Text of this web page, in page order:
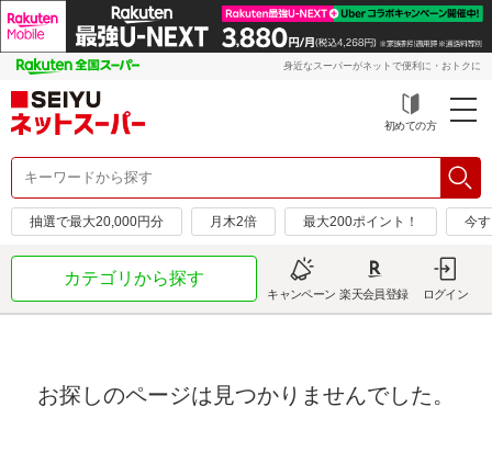
身近なスーパーがネットで便利に・おトクに
初めての方
抽選で最大20,000円分 月木2倍 最大200ポイント！ 今
カテゴリから探す
キャンペーン 楽天会員登録 ログイン
お探しのページは見つかりませんでした。